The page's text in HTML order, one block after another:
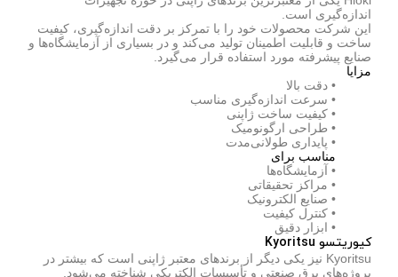
اندازه‌گیری است.
این شرکت محصولات خود را با تمرکز بر دقت اندازه‌گیری، کیفیت
ساخت و قابلیت اطمینان تولید می‌کند و در بسیاری از آزمایشگاه‌ها و
صنایع پیشرفته مورد استفاده قرار می‌گیرد.
مزایا
• دقت بالا
• سرعت اندازه‌گیری مناسب
• کیفیت ساخت ژاپنی
• طراحی ارگونومیک
• پایداری طولانی‌مدت
مناسب برای
• آزمایشگاه‌ها
• مراکز تحقیقاتی
• صنایع الکترونیک
• کنترل کیفیت
• ابزار دقیق
کیوریتسو Kyoritsu
Kyoritsu نیز یکی دیگر از برندهای معتبر ژاپنی است که بیشتر در
پروژه‌های برق صنعتی و تأسیسات الکتریکی شناخته می‌شود.